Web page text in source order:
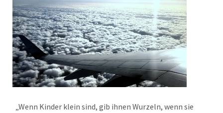
„Wenn Kinder klein sind, gib ihnen Wurzeln, wenn sie